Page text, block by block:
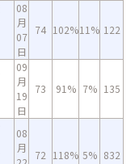
08
月
07
日
74 102%11% 122
09
月
19
日
73 91% 7% 135
08
月
72 118% 5% 832